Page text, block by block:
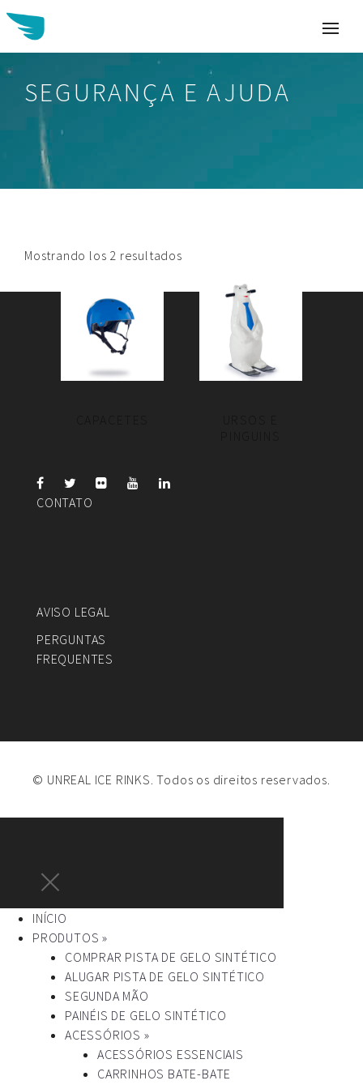
SEGURANÇA E AJUDA
Mostrando los 2 resultados
CONTATO
AVISO LEGAL
PERGUNTAS
FREQUENTES
© UNREAL ICE RINKS. Todos os direitos reservados.
Buscar:
INÍCIO
PRODUTOS »
COMPRAR PISTA DE GELO SINTÉTICO
ALUGAR PISTA DE GELO SINTÉTICO
SEGUNDA MÃO
PAINÉIS DE GELO SINTÉTICO
ACESSÓRIOS »
ACESSÓRIOS ESSENCIAIS
CARRINHOS BATE-BATE